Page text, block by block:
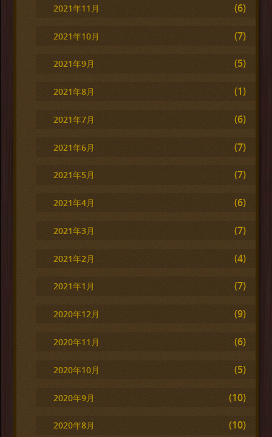
2021年11月 (6)
2021年10月 (7)
2021年9月 (5)
2021年8月 (1)
2021年7月 (6)
2021年6月 (7)
2021年5月 (7)
2021年4月 (6)
2021年3月 (7)
2021年2月 (4)
2021年1月 (7)
2020年12月 (9)
2020年11月 (6)
2020年10月 (5)
2020年9月 (10)
2020年8月 (10)